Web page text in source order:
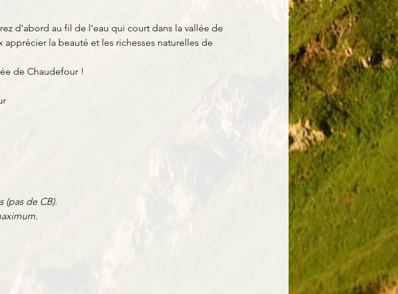
d'abord au fil de l'eau qui court dans la vallée de
la beauté et les richesses naturelles de
de Chaudefour !
(pas de CB).